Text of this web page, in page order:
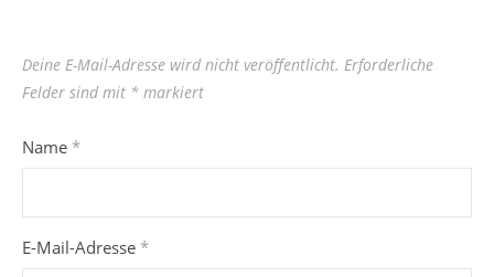
Deine E-Mail-Adresse wird nicht veröffentlicht. Erforderliche
Felder sind mit * markiert
Name *
E-Mail-Adresse *